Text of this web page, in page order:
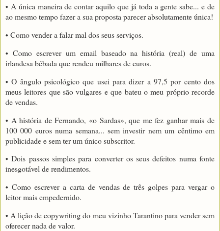
• A única maneira de contar aquilo que já toda a gente sabe... e de
ao mesmo tempo fazer a sua proposta parecer absolutamente única!
• Como vender a falar mal dos seus serviços.
• Como escrever um email baseado na história (real) de uma
irlandesa bêbada que rendeu milhares de euros.
• O ângulo psicológico que usei para dizer a 97,5 por cento dos
meus leitores que são vulgares e que bateu o meu próprio recorde
de vendas.
• A história de Fernando, «o Sardas», que me fez ganhar mais de
100 000 euros numa semana... sem investir nem um cêntimo em
publicidade e sem ter um único subscritor.
• Dois passos simples para converter os seus defeitos numa fonte
inesgotável de rendimentos.
• Como escrever a carta de vendas de três golpes para vergar o
leitor mais empedernido.
• A lição de copywriting do meu vizinho Tarantino para vender sem
oferecer nada de valor.